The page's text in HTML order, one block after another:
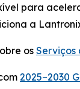
para
a
os Serviços
2025–2030